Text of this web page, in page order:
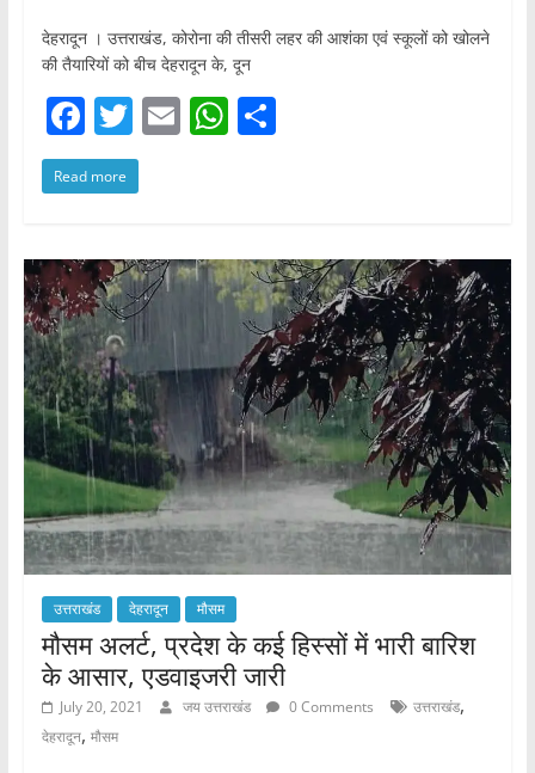
देहरादून । उत्तराखंड, कोरोना की तीसरी लहर की आशंका एवं स्कूलों को खोलने
की तैयारियों को बीच देहरादून के, दून
F
a
c
b
o
o
k
T
w
itt
E W
A
p
p
S
Read more
उत्तराखंड देहरादून मौसम
मौसम अलर्ट, प्रदेश के कई हिस्सों में भारी बारिश
के आसार, एडवाइजरी जारी
July 20, 2021 जय उत्तराखंड 0 Comments उत्तराखंड,
देहरादून, मौसम